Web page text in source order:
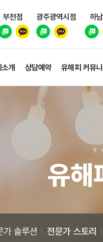
부천점 광주광역시점 하
개 상담예약 유해피 커뮤니
유해
가 솔루션 전문가 스토리